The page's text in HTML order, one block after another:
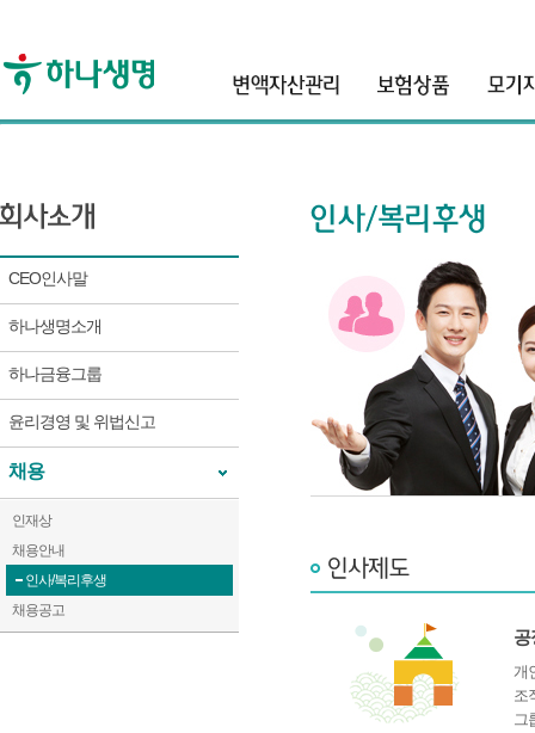
CEO인사말
하나생명소개
하나금융그룹
윤리경영 및 위법신고
채용
인재상
채용안내
인사/복리후생
채용공고
공
개
조
그